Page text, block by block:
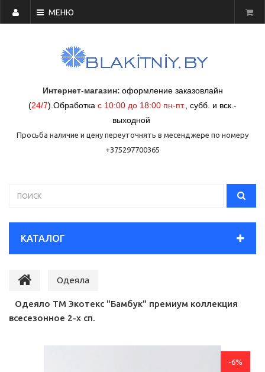
МЕНЮ
Интернет-магазин: оформление заказовлайн
(24/7) Обработка с 10:00 до 18:00 пн-пт. субб. и вск.-
выходной
Просьба наличие и цену переуточнять в месенджере по номеру
+375297700365
КАТАЛОГ
Одеяла
Одеяло ТМ Экотекс "Бамбук" премиум коллекция
всесезонное 2-х сп.
-6%